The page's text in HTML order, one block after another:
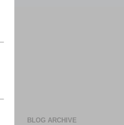
BLOG ARCHIVE